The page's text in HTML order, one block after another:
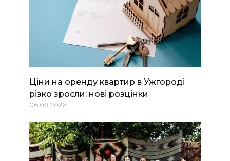
Ціни на оренду квартир в Ужгороді
різко зросли: нові розцінки
06.08.2026